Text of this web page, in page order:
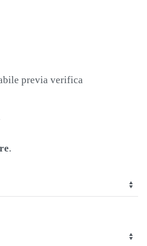
previa verifica
.